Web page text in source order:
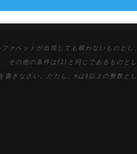
フ ァ ベ ッ ト が 出現 し て も 構 わ な い も の と し 、
、 そ の 他 の 条 件 は (1) と 同 じ で あ る も の と し
書 き な さ い 。 た だ し 、 nは3以 上 の 整 数 と し